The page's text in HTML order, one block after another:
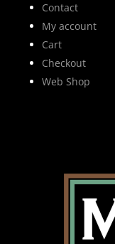
Contact
My account
Cart
Checkout
Web Shop